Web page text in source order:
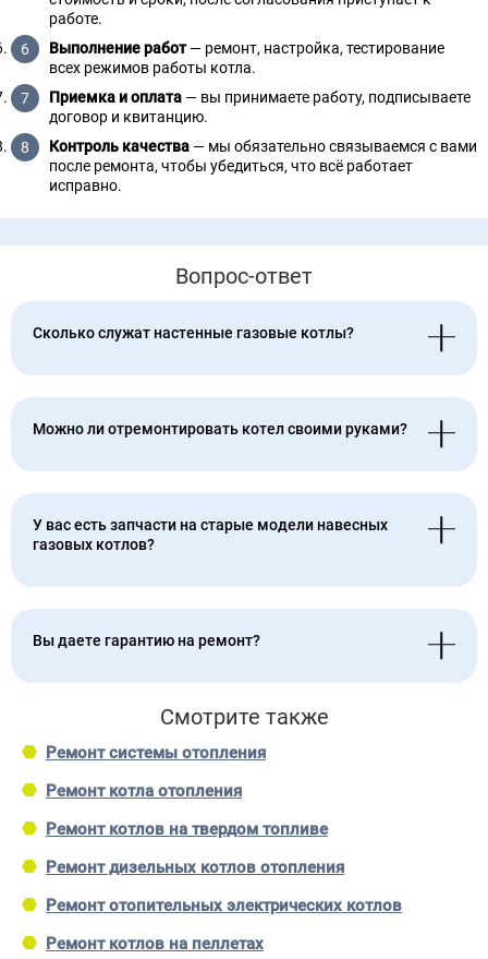
работе.
Выполнение работ— ремонт, настройка, тестирование
всех режимов работы котла.
Приемка и оплата — вы принимаете работу, подписываете
договор и квитанцию.
Контроль качества — мы обязательно связываемся с вами
после ремонта, чтобы убедиться, что всё работает
исправно.
Вопрос-ответ
Сколько служат настенные газовые котлы?
Можно ли отремонтировать котел своими руками?
У вас есть запчасти на старые модели навесных
газовых котлов?
Вы даете гарантию на ремонт?
Смотрите также
Ремонт системы отопления
Ремонт котла отопления
Ремонт котлов на твердом топливе
Ремонт дизельных котлов отопления
Ремонт отопительных электрических котлов
Ремонт котлов на пеллетах